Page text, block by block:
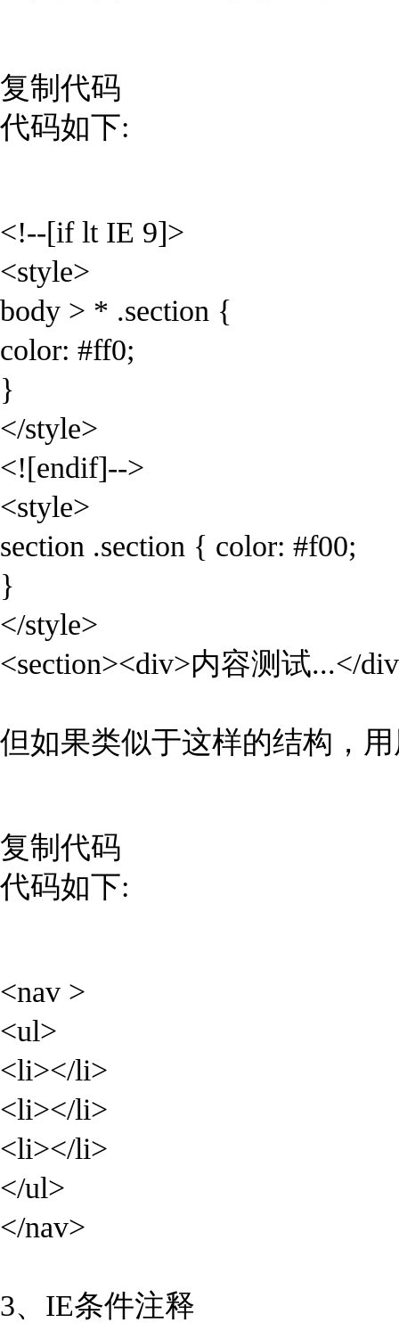
复制代码
代码如下:
<!--[if lt IE 9]>
<style>
body > * .section {
color: #ff0;
}
</style>
<![endif]-->
<style>
section .section { color: #f00;
}
</style>
<section><div>内容测试...</
但如果类似于这样的结构，
复制代码
代码如下:
<nav >
<ul>
<li></li>
<li></li>
<li></li>
</ul>
</nav>
3、IE条件注释